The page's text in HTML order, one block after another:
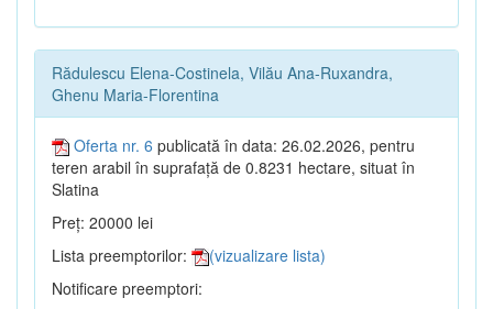
Rădulescu Elena-Costinela, Vilău Ana-Ruxandra,
Ghenu Maria-Florentina
Oferta nr. 6 publicată în data: 26.02.2026, pentru
teren arabil în suprafață de 0.8231 hectare, situat în
Slatina
Preț: 20000 lei
Lista preemptorilor:
(vizualizare lista)
Notificare preemptori: